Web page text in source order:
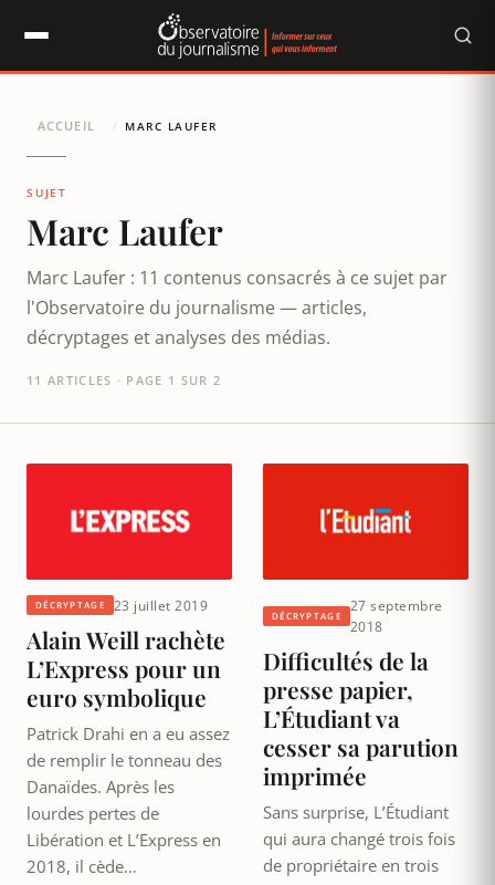
ACCUEIL / MARC LAUFER
SUJET
Marc Laufer
Marc Laufer : 11 contenus consacrés à ce sujet par
l'Observatoire du journalisme — articles,
décryptages et analyses des médias.
11 ARTICLES · PAGE 1 SUR 2
DÉCRYPTAGE 23 juillet 2019
Alain Weill rachète
L’Express pour un
euro symbolique
Patrick Drahi en a eu assez
de remplir le tonneau des
Danaïdes. Après les
lourdes pertes de
Libération et L’Express en
2018, il cède…
DÉCRYPTAGE
27 septembre
2018
Difficultés de la
presse papier,
L’Étudiant va
cesser sa parution
imprimée
Sans surprise, L’Étudiant
qui aura changé trois fois
de propriétaire en trois
Panneau de gestion des cookies